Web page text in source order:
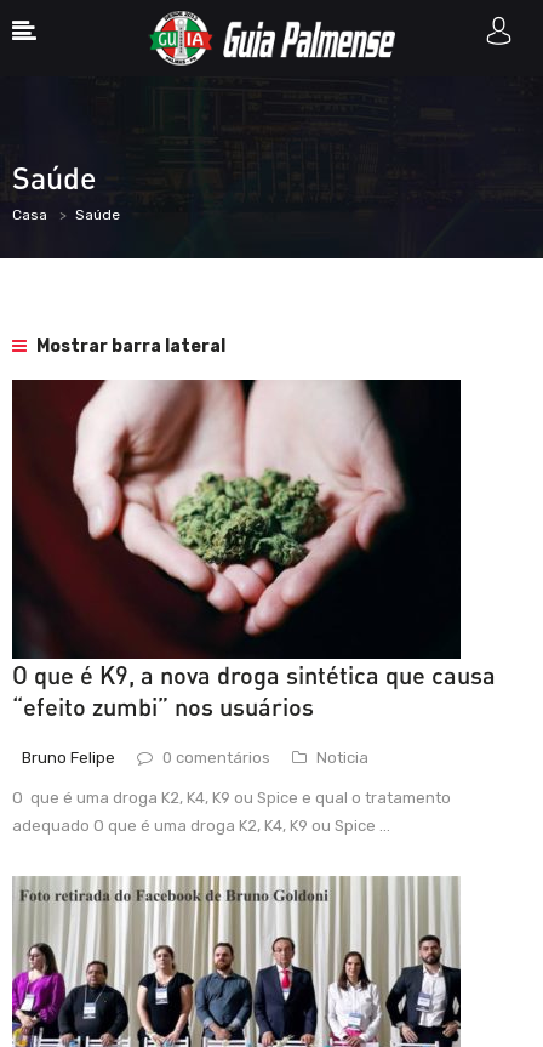
Saúde
Casa Saúde
Mostrar barra lateral
O que é K9, a nova droga sintética que causa
“efeito zumbi” nos usuários
Bruno Felipe 0 comentários Noticia
O que é uma droga K2, K4, K9 ou Spice e qual o tratamento
adequado O que é uma droga K2, K4, K9 ou Spice ...